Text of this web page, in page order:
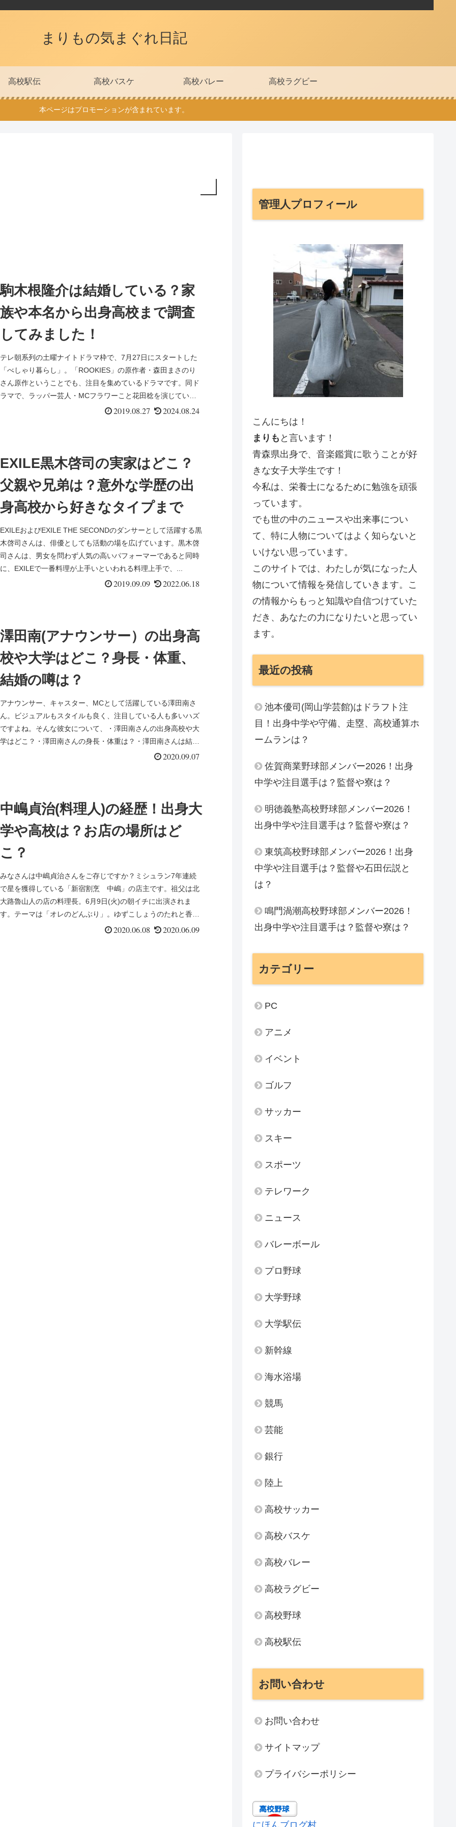
まりもの気まぐれ日記
高校駅伝 高校バスケ 高校バレー 高校ラグビー
本ページはプロモーションが含まれています。
駒木根隆介は結婚している？家
族や本名から出身高校まで調査
してみました！
テレ朝系列の土曜ナイトドラマ枠で、7月27日にスタートした
「べしゃり暮らし」。「ROOKIES」の原作者・森田まさのり
さん原作ということでも、注目を集めているドラマです。同ド
ラマで、ラッパー芸人・MCフラワーこと花田稔を演じている
2019.08.27 2024.08.24
EXILE黒木啓司の実家はどこ？
父親や兄弟は？意外な学歴の出
身高校から好きなタイプまで
EXILEおよびEXILE THE SECONDのダンサーとして活躍する黒
木啓司さんは、俳優としても活動の場を広げています。黒木啓
司さんは、男女を問わず人気の高いパフォーマーであると同時
に、EXILEで一番料理が上手いといわれる料理上手で、...
2019.09.09 2022.06.18
澤田南(アナウンサー）の出身高
校や大学はどこ？身長・体重、
結婚の噂は？
アナウンサー、キャスター、MCとして活躍している澤田南さ
ん。ビジュアルもスタイルも良く、注目している人も多いハズ
ですよね。そんな彼女について、・澤田南さんの出身高校や大
学はどこ？・澤田南さんの身長・体重は？・澤田南さんは結婚
2020.09.07
中嶋貞治(料理人)の経歴！出身大
学や高校は？お店の場所はど
こ？
みなさんは中嶋貞治さんをご存じですか？ミシュラン7年連続
で星を獲得している「新宿割烹 中嶋」の店主です。祖父は北
大路魯山人の店の料理長。6月9日(火)の朝イチに出演されま
す。テーマは「オレのどんぶり」。ゆずこしょうのたれと香味
2020.06.08 2020.06.09
管理人プロフィール
こんにちは！
まりも と言います！
青森県出身で、音楽鑑賞に歌うことが好
きな女子大学生です！
今私は、栄養士になるために勉強を頑張
っています。
でも世の中のニュースや出来事につい
て、特に人物についてはよく知らないと
いけない思っています。
このサイトでは、わたしが気になった人
物について情報を発信していきます。こ
の情報からもっと知識や自信つけていた
だき、あなたの力になりたいと思ってい
ます。
最近の投稿
池本優司(岡山学芸館)はドラフト注
目！出身中学や守備、走塁、高校通算ホ
ームランは？
佐賀商業野球部メンバー2026！出身
中学や注目選手は？監督や寮は？
明徳義塾高校野球部メンバー2026！
出身中学や注目選手は？監督や寮は？
東筑高校野球部メンバー2026！出身
中学や注目選手は？監督や石田伝説と
は？
鳴門渦潮高校野球部メンバー2026！
出身中学や注目選手は？監督や寮は？
カテゴリー
PC
アニメ
イベント
ゴルフ
サッカー
スキー
スポーツ
テレワーク
ニュース
バレーボール
プロ野球
大学野球
大学駅伝
新幹線
海水浴場
競馬
芸能
銀行
陸上
高校サッカー
高校バスケ
高校バレー
高校ラグビー
高校野球
高校駅伝
お問い合わせ
お問い合わせ
サイトマップ
プライバシーポリシー
にほんブログ村